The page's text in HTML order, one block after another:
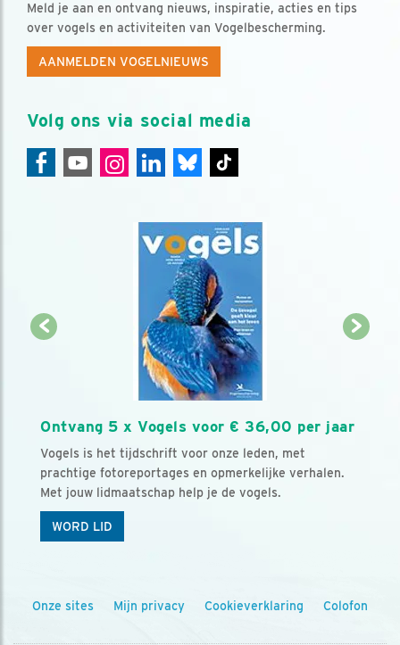
Meld je aan en ontvang nieuws, inspiratie, acties en tips
over vogels en activiteiten van Vogelbescherming.
AANMELDEN VOGELNIEUWS
Volg ons via social media
Ontvang 5 x Vogels voor € 36,00 per jaar
Vogels is het tijdschrift voor onze leden, met
prachtige fotoreportages en opmerkelijke verhalen.
Met jouw lidmaatschap help je de vogels.
WORD LID
Onze sites Mijn privacy Cookieverklaring Colofon